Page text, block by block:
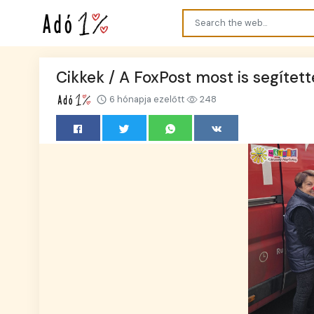
Cikkek / A FoxPost most is
6 hónapja ezelőtt 248